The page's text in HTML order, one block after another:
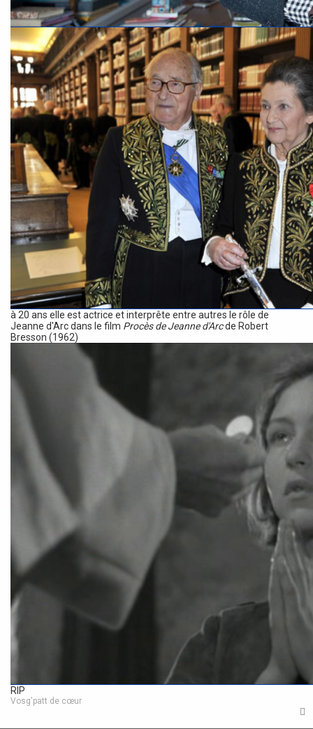
à 20 ans elle est actrice et interprête entre autres le rôle de
Jeanne d'Arc dans le film Procès de Jeanne d'Arcde Robert
Bresson (1962)
RIP
Vosg'patt de cœur